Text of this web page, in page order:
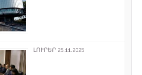
ԼՈՒՐԵՐ 25.11.2025